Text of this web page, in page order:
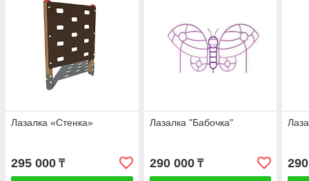
Лазалка «Стенка»
295 000 ₸
Лазалка "Бабочка"
290 000₸